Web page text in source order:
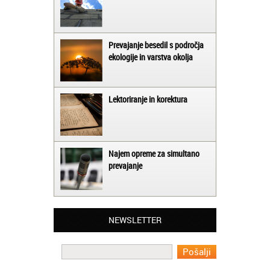
Prevajanje besedil s področja
ekologije in varstva okolja
Lektoriranje in korektura
Najem opreme za simultano
prevajanje
NEWSLETTER
Matjaž iz Ajdovščine:
Lahko pohvalim vse zaposlene v Akademiji
Oxford, ker so resnično profesionalni in
Martina iz Bleda: